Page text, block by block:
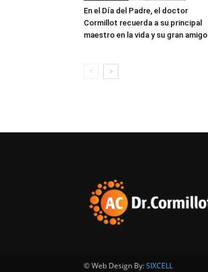
En el Día del Padre, el doctor
Cormillot recuerda a su principal
maestro en la vida y su gran amigo
© Web Design By:SIXCELL